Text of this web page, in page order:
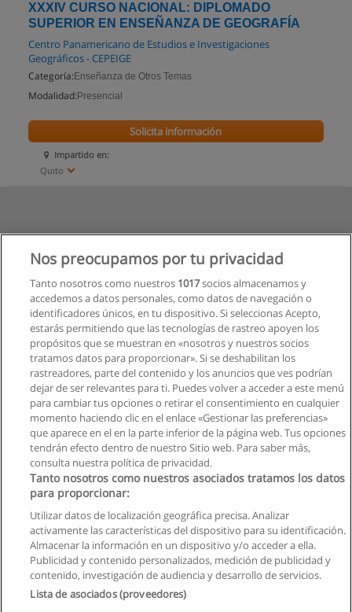
XXXIV CURSO NACIONAL: DIPLOMADO
SUPERIOR EN ENSEÑANZA DE GEOGRAFÍA
Centro Panamericano de Estudios e Investigaciones
Geográficos - CEPEIGE
Categoría: Enseñanza de Otros Temas
Modalidad: Presencial
Impartido en:
Quito
Solicita información
Reglas de uso
Privacidad de datos
Nos preocupamos por tu privacidad
Tanto nosotros como nuestros 1017socios almacenamos y
accedemos a datos personales, como datos de navegación o
identificadores únicos, en tu dispositivo. Si seleccionas Acepto,
estarás permitiendo que las tecnologías de rastreo apoyen los
propósitos que se muestran en «nosotros y nuestros socios
tratamos datos para proporcionar». Si se deshabilitan los
rastreadores, parte del contenido y los anuncios que ves podrían
dejar de ser relevantes para ti. Puedes volver a acceder a este menú
para cambiar tus opciones o retirar el consentimiento en cualquier
momento haciendo clic en el enlace «Gestionar las preferencias»
que aparece en el en la parte inferior de la página web. Tus opciones
tendrán efecto dentro de nuestro Sitio web. Para saber más,
consulta nuestra política de privacidad.
Tanto nosotros como nuestros asociados tratamos los datos
para proporcionar:
Utilizar datos de localización geográfica precisa. Analizar
activamente las características del dispositivo para su identificación.
Almacenar la información en un dispositivo y/o acceder a ella.
Publicidad y contenido personalizados, medición de publicidad y
contenido, investigación de audiencia y desarrollo de servicios.
Lista de asociados (proveedores)